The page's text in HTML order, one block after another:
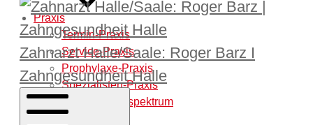
Praxis
Termin-Praxis
Service-Praxis
Prophylaxe-Praxis
Spezialisten-Praxis
Behandlungsspektrum
Zahnarzt Halle/Saale: Roger Barz I
Zahngesundheit Halle